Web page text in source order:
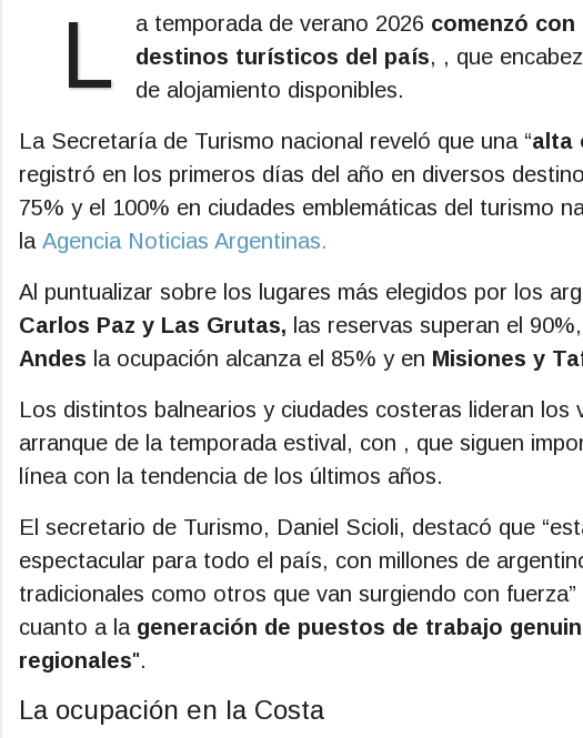
L a temporada de verano 2026 comenzó
destinos turísticos del país, , que
de alojamiento disponibles.
La Secretaría de Turismo nacional reveló que una “alta
registró en los primeros días del año en diversos
75% y el 100% en ciudades emblemáticas del turismo
la Agencia Noticias Argentinas.
Al puntualizar sobre los lugares más elegidos por los
Carlos Paz y Las Grutas, las reservas superan el
Andes la ocupación alcanza el 85% y en Misiones y
Los distintos balnearios y ciudades costeras lideran los
arranque de la temporada estival, con , que siguen
línea con la tendencia de los últimos años.
El secretario de Turismo, Daniel Scioli, destacó que
espectacular para todo el país, con millones de
tradicionales como otros que van surgiendo con
cuanto a la generación de puestos de trabajo
regionales".
La ocupación en la Costa